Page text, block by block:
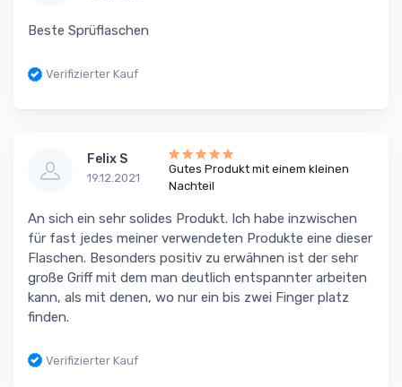
Beste Sprüflaschen
Verifizierter Kauf
Felix S
19.12.2021
Gutes Produkt mit einem kleinen
Nachteil
An sich ein sehr solides Produkt. Ich habe inzwischen
für fast jedes meiner verwendeten Produkte eine dieser
Flaschen. Besonders positiv zu erwähnen ist der sehr
große Griff mit dem man deutlich entspannter arbeiten
kann, als mit denen, wo nur ein bis zwei Finger platz
finden.
Verifizierter Kauf